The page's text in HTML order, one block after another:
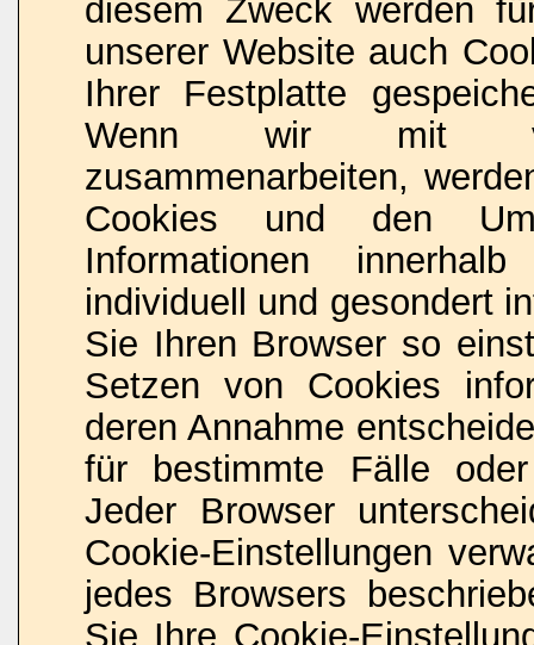
diesem Zweck werden
unserer Website auch
Ihrer Festplatte
Wenn wir mit
zusammenarbeiten,
Cookies und den
Informationen
individuell und gesondert
Sie Ihren Browser so
Setzen von Cookies
deren Annahme
für bestimmte Fälle
Jeder Browser
Cookie-Einstellungen
jedes Browsers
Sie Ihre Cookie-